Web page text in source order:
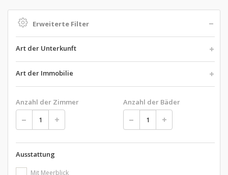
Erweiterte Filter
Art der Unterkunft
Art der Immobilie
Anzahl der Zimmer Anzahl der Bäder
Ausstattung
Mit Meerblick